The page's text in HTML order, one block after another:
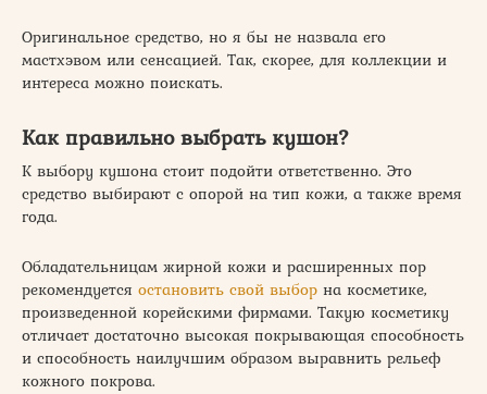
Оригинальное средство, но я бы не назвала его
мастхэвом или сенсацией. Так, скорее, для коллекции и
интереса можно поискать.
Как правильно выбрать кушон?
К выбору кушона стоит подойти ответственно. Это
средство выбирают с опорой на тип кожи, а также время
года.
Обладательницам жирной кожи и расширенных пор
рекомендуется остановить свой выбор на косметике,
произведенной корейскими фирмами. Такую косметику
отличает достаточно высокая покрывающая способность
и способность наилучшим образом выравнить рельеф
кожного покрова.